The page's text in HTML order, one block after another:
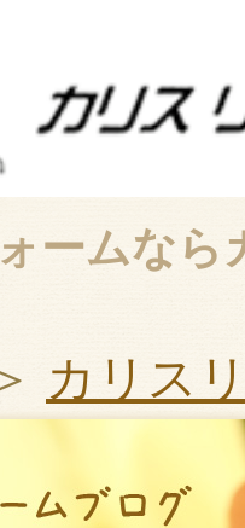
ームな
カリス